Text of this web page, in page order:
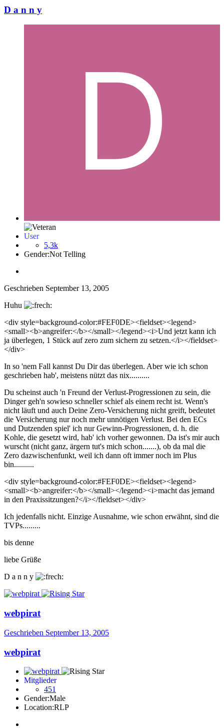
D a n n y
User
5,3k
Gender:Not Telling
Geschrieben September 13, 2005
Huhu
<div style=background-color:#FEF0DE><fieldset><legend>
<small><b>angreifer:</b></small></legend><i>Und jetzt kann ich
ja überlegen, 1 Stück auf zero zum sichern zu setzen.</i></fieldset>
</div>
In so 'nem Fall kannst Du Dir das überlegen. Aber wie ich schon
geschrieben hab', meistens nützt das nix..........
Du scheinst auch 'n Freund der Verlust-Progressionen zu sein, die
Dinger geh'n sowieso schneller schief als einem recht ist. Wenn's
nicht läuft und auch Deine Zero-Versicherung nicht greift, bedeutet
die Versicherung nur noch mehr unnötigen Verlust. Bei den ECs
und Dutzenden spiel' ich nur Gewinn-Progressionen, d. h. die
Kohle, die gesetzt wird, hab' ich vorher gewonnen. Da ist's mir auch
wurscht (nicht ganz, ärgern tut's mich schon.......), ob da mal die
Zero dazwischenfunkt, weil ich dann oft immer noch im Plus
bin..........
<div style=background-color:#FEF0DE><fieldset><legend>
<small><b>angreifer:</b></small></legend><i>macht das jemand
in den Praxissitzungen?</i></fieldset></div>
Ich jedenfalls nicht. Einzige Ausnahme, wie schon erwähnt, sind die
TVPs.........
bis denne
liebe Grüße
D a n n y
webpirat
Geschrieben September 13, 2005
webpirat
Mitglieder
451
Gender:Male
Location:RLP